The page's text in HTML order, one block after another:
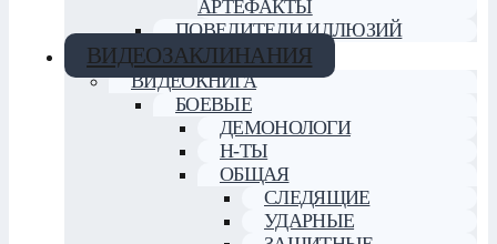
АРТЕФАКТЫ
ПОВЕЛИТЕЛИ ИЛЛЮЗИЙ
ВИДЕОЗАКЛИНАНИЯ
ВИДЕОКНИГА
БОЕВЫЕ
ДЕМОНОЛОГИ
Н-ТЫ
ОБЩАЯ
СЛЕДЯЩИЕ
УДАРНЫЕ